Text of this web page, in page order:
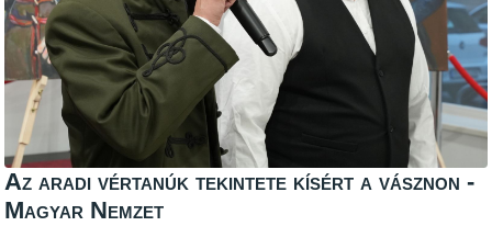
Az aradi vértanúk tekintete kísért a vásznon -
Magyar Nemzet